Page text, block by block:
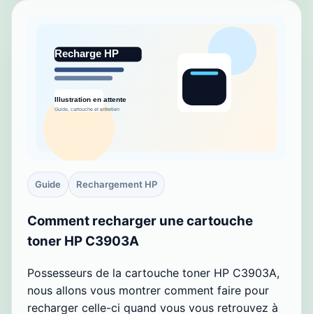
Guide Rechargement HP
Comment recharger une cartouche
toner HP C3903A
Possesseurs de la cartouche toner HP C3903A,
nous allons vous montrer comment faire pour
recharger celle-ci quand vous vous retrouvez à